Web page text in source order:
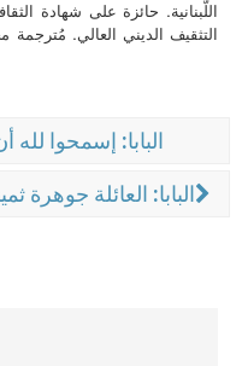
اللّبنانية. حائزة على شهادة
التثقيف الديني العالي.
البابا: إسمحوا
البابا: العائلة جوهرة